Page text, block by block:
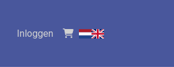
Inloggen